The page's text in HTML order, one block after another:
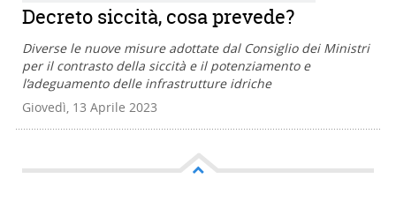
Decreto siccità, cosa prevede?
Diverse le nuove misure adottate dal Consiglio dei Ministri
per il contrasto della siccità e il potenziamento e
l’adeguamento delle infrastrutture idriche
Giovedì, 13 Aprile 2023